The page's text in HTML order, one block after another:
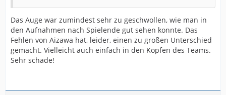
Das Auge war zumindest sehr zu geschwollen, wie man in
den Aufnahmen nach Spielende gut sehen konnte. Das
Fehlen von Aizawa hat, leider, einen zu großen Unterschied
gemacht. Vielleicht auch einfach in den Köpfen des Teams.
Sehr schade!